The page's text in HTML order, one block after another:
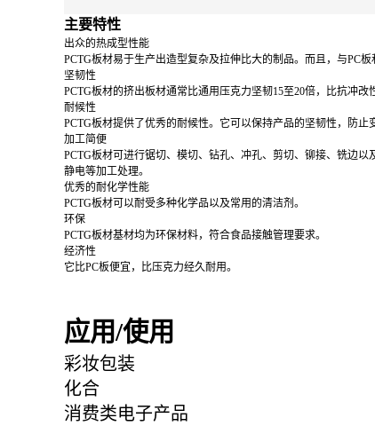
主要特性
出众的热成型性能
PCTG板材易于生产出造型复杂及拉伸比大的制品。而且，与PC
坚韧性
PCTG板材的挤出板材通常比通用压克力坚韧15至20倍，比抗冲
耐候性
PCTG板材提供了优秀的耐候性。它可以保持产品的坚韧性，防
加工简便
PCTG板材可进行锯切、模切、钻孔、冲孔、剪切、铆接、铣边
静电等加工处理。
优秀的耐化学性能
PCTG板材可以耐受多种化学品以及常用的清洁剂。
环保
PCTG板材基材均为环保材料，符合食品接触管理要求。
经济性
它比PC板便宜，比压克力经久耐用。
应用/使用
彩妆包装
化合
消费类电子产品